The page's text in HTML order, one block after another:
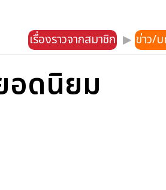
เรื่องราวจากสมาชิก ▶ ข่าว/
อดนิยม